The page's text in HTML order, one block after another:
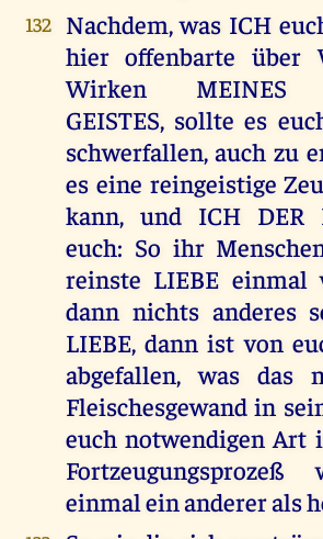
132
Nachdem, was ICH
hier offenbarte über
Wirken MEINES
GEISTES, sollte es
schwerfallen, auch zu
es eine reingeistige
kann, und ICH DER
euch: So ihr
reinste LIEBE einmal
dann nichts anderes
LIEBE, dann ist von
abgefallen, was das
Fleischesgewand in
euch notwendigen Art
einmal ein anderer als